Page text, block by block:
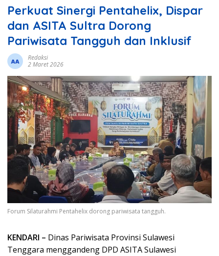
Perkuat Sinergi Pentahelix, Dispar
dan ASITA Sultra Dorong
Pariwisata Tangguh dan Inklusif
Redaksi
2 Maret 2026
Forum Silaturahmi Pentahelix dorong pariwisata tangguh.
KENDARI – Dinas Pariwisata Provinsi Sulawesi
Tenggara menggandeng DPD ASITA Sulawesi